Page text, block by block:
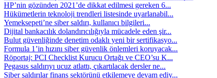
HP’nin gözünden 2021’de dikkat edilmesi gereken 6...
Hükümetlerin teknoloji trendleri listesinde uyarlanabil...
Yemeksepeti’ne siber saldırı, kullanıcı bilgileri...
Dijital bankacılık dolandırıcılığıyla mücadele eden şir...
Bulut güvenliğinde denetim odaklı yeni bir sertifikasyo...
Formula 1’in hızını siber güvenlik önlemleri koruyacak...
Röportaj: PCI Checklist Kurucu Ortağı ve CEO’su K...
Pegasus saldırıyı ucuz atlattı, çıkartılacak dersler ne...
Siber saldırılar finans sektörünü etkilemeye devam ediy...